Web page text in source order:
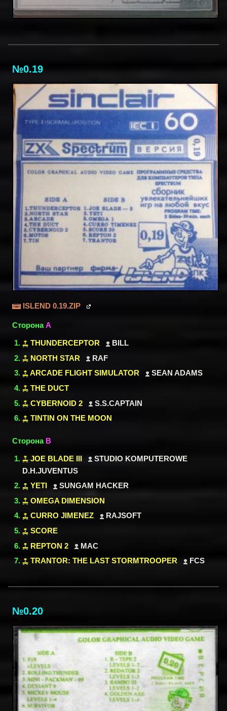
№0.19
ISLEND 0.19.ZIP
СторонаA
THUNDERCEPTOR
BILL
NORTH STAR
RAF
ARCADE FLIGHT SIMULATOR
SEAN ADAMS
THE DUCT
CYBERNOID 2
S.S.CAPTAIN
TINTIN ON THE MOON
Сторона B
JOE BLADE III
STUDIO KOMPUTEROWE
D.H.JUVENTUS
YETI
SUNGAM HACKER
OMEGA DIMENSION
CURRO JIMENEZ
RAJSOFT
SCORE
REPTON 2
MAC
TRANTOR: THE LAST STORMTROOPER
FCS
№0.20